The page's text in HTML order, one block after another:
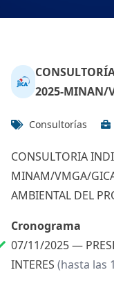
2025-MINAN/
Consultorías
CONSULTORIA
MINAM/VMGA/
AMBIENTAL DEL
Cronograma
07/11/2025 —
INTERES (hasta las